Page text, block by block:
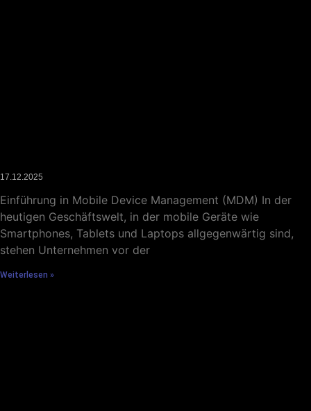
17.12.2025
Einführung in Mobile Device Management (MDM) In der
heutigen Geschäftswelt, in der mobile Geräte wie
Smartphones, Tablets und Laptops allgegenwärtig sind,
stehen Unternehmen vor der
Weiterlesen »